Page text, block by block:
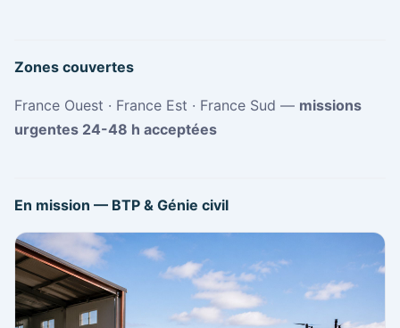
Zones couvertes
France Ouest · France Est · France Sud — missions
urgentes 24-48 h acceptées
En mission — BTP & Génie civil